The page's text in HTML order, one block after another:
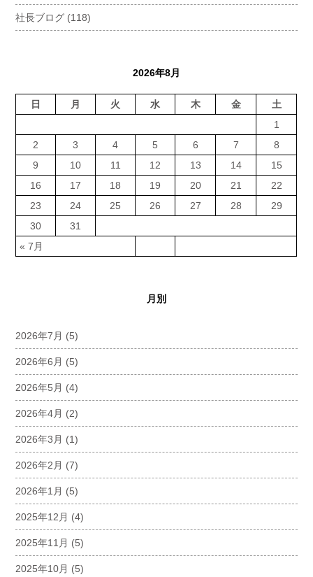
社長ブログ (118)
2026年8月
日 月 火 水 木 金 土
« 7月
1
2
3 4 5 6 7
8
9
10 11 12 13 14
15
16
17 18 19 20 21
22
23
24 25 26 27 28
29
30
31
月別
2026年7月 (5)
2026年6月 (5)
2026年5月 (4)
2026年4月 (2)
2026年3月 (1)
2026年2月 (7)
2026年1月 (5)
2025年12月 (4)
2025年11月 (5)
2025年10月 (5)